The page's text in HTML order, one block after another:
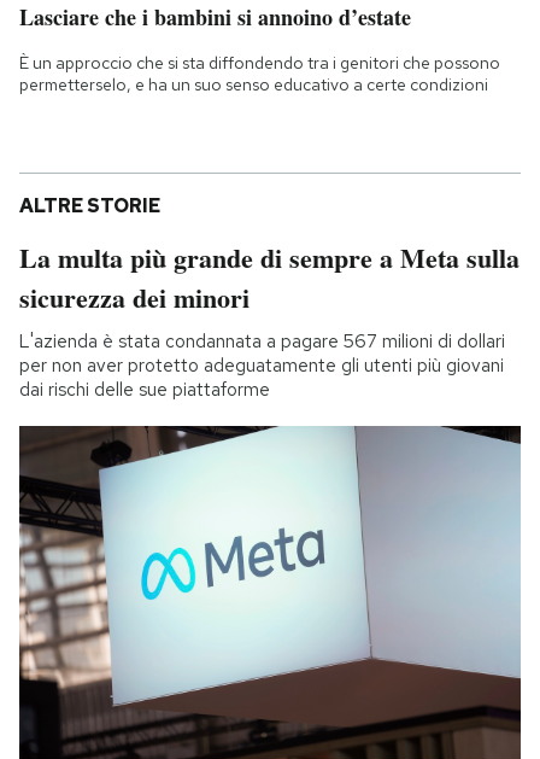
Lasciare che i bambini si annoino d’estate
È un approccio che si sta diffondendo tra i genitori che possono
permetterselo, e ha un suo senso educativo a certe condizioni
ALTRE STORIE
La multa più grande di sempre a Meta sulla
sicurezza dei minori
L'azienda è stata condannata a pagare 567 milioni di dollari
per non aver protetto adeguatamente gli utenti più giovani
dai rischi delle sue piattaforme